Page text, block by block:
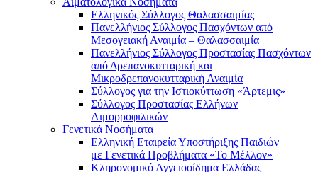
Ελληνικός Σύλλογος Θαλασσαιμίας
Πανελλήνιος Σύλλογος Πασχόντων από
Μεσογειακή Αναιμία – Θαλασσαιμία
Πανελλήνιος Σύλλογος Προστασίας Πασχόντων
από Δρεπανοκυτταρική και
Μικροδρεπανοκυτταρική Αναιμία
Σύλλογος για την Ιστιοκύττωση «Άρτεμις»
Σύλλογος Προστασίας Ελλήνων
Αιμορροφιλικών
Γενετικά Νοσήματα
Ελληνική Εταιρεία Υποστήριξης Παιδιών
με Γενετικά Προβλήματα «Το Μέλλον»
Κληρονομικό Αγγειοοίδημα Ελλάδας